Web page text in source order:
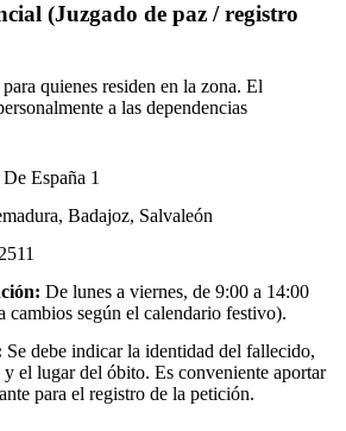
(Juzgado de paz / registro
quienes residen en la zona. El
a las dependencias
España 1
Badajoz, Salvaleón
De lunes a viernes, de 9:00 a 14:00
cambios según el calendario festivo).
Se debe indicar la identidad del fallecido,
y el lugar del óbito. Es conveniente aportar
para el registro de la petición.